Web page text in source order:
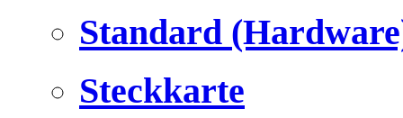
Standard
Steckkarte